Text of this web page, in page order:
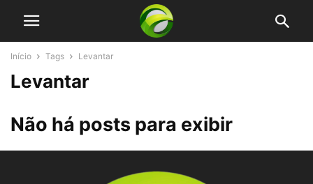
Início Tags Levantar
Levantar
Não há posts para exibir